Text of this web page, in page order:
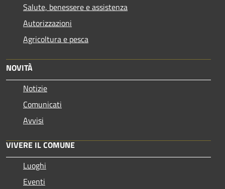
Salute, benessere e assistenza
Autorizzazioni
Agricoltura e pesca
NOVITÀ
Notizie
Comunicati
Avvisi
VIVERE IL COMUNE
Luoghi
Eventi